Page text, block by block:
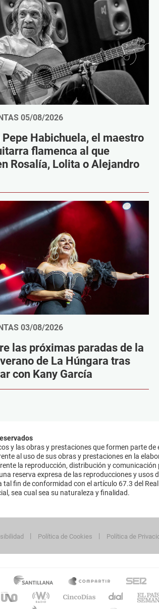
05/08/2026
Habichuela, el maestro
flamenca al que
Rosalía, Lolita o Alejandro
03/08/2026
las próximas paradas de la
de La Húngara tras
con Kany García
y las obras y prestaciones que formen parte
al uso de sus obras y prestaciones en la
la reproducción, distribución y
reserva expresa de las reproducciones y
fin de conformidad con el artículo 67.3 del
sea cual sea su naturaleza y finalidad.
Política de Cookies Política de